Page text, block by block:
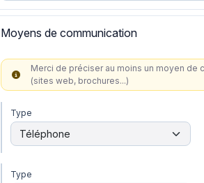
Moyens de communication
Merci de préciser au moins un moyen de
(sites web, brochures...)
Type
Type